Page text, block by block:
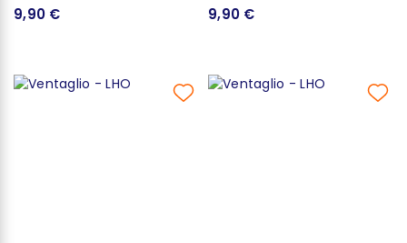
9,90 € 9,90 €